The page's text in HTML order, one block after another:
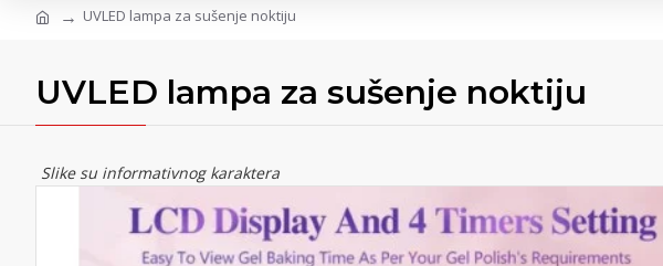
UVLED lampa za sušenje noktiju
UVLED lampa za sušenje noktiju